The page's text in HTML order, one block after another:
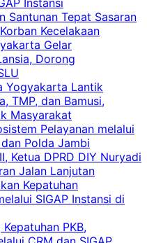
Santunan Tepat Sasaran
Kecelakaan
Gelar
Dorong
Yogyakarta Lantik
TMP, dan Bamusi,
Masyarakat
Pelayanan melalui
Polda Jambi
Ketua DPRD DIY Nuryadi
Jalan Lanjutan
Kepatuhan
SIGAP Instansi di
PKB,